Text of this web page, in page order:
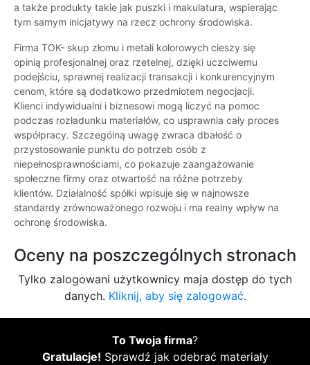
a także produkty takie jak puszki i makulatura, wspierając
tym samym inicjatywy na rzecz ochrony środowiska.
Firma TOK- skup złomu i metali kolorowych cieszy się
opinią profesjonalnej oraz rzetelnej, dzięki uczciwemu
podejściu, sprawnej realizacji transakcji i konkurencyjnym
cenom, które są dodatkowo przedmiotem negocjacji.
Klienci indywidualni i biznesowi mogą liczyć na pomoc
podczas rozładunku materiałów, co usprawnia cały proces
współpracy. Szczególną uwagę zwraca dbałość o
przystosowanie punktu do potrzeb osób z
niepełnosprawnościami, co pokazuje zaangażowanie
społeczne firmy oraz otwartość na różne potrzeby
klientów. Działalność spółki wpisuje się w najnowsze
standardy zrównoważonego rozwoju i ma realny wpływ na
ochronę środowiska.
Oceny na poszczególnych stronach
Tylko zalogowani użytkownicy maja dostęp do tych
danych. Kliknij, aby się zalogować.
To Twoja firma?
Gratulacje! Sprawdź jak odebrać materiały